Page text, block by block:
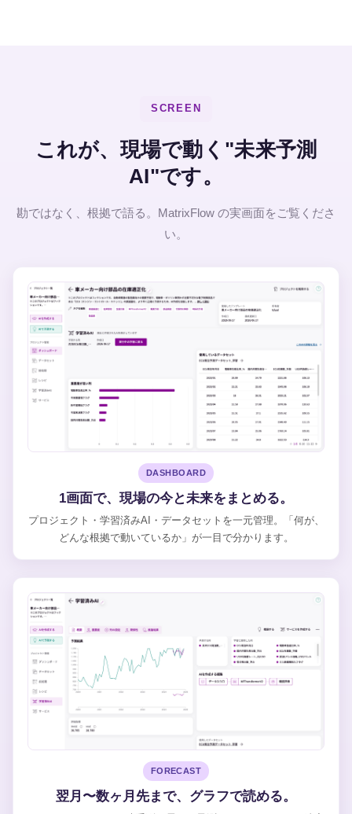
SCREEN
これが、現場で動く"未来予測
AI"です。
勘ではなく、根拠で語る。MatrixFlow の実画面をご覧くださ
い。
DASHBOARD
1画面で、現場の今と未来をまとめる。
プロジェクト・学習済みAI・データセットを一元管理。「何が、
どんな根拠で動いているか」が一目で分かります。
FORECAST
翌月〜数ヶ月先まで、グラフで読める。